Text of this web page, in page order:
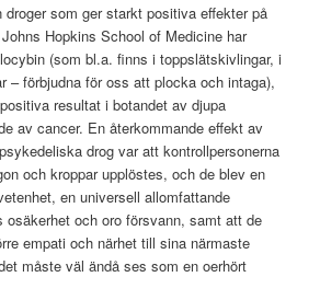
som ger starkt positiva effekter på
Hopkins School of Medicine har
(som bl.a. finns i toppslätskivlingar, i
– förbjudna för oss att plocka och intaga),
resultat i botandet av djupa
av cancer. En återkommande effekt av
drog var att kontrollpersonerna
och kroppar upplöstes, och de blev en
en universell allomfattande
och oro försvann, samt att de
empati och närhet till sina närmaste
måste väl ändå ses som en oerhört